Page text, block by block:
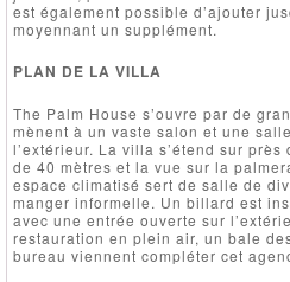
est également possible d’ajouter
moyennant un supplément.
PLAN DE LA VILLA
The Palm House s’ouvre par de
mènent à un vaste salon et une
l’extérieur. La villa s’étend sur près
de 40 mètres et la vue sur la
espace climatisé sert de salle de
manger informelle. Un billard est
avec une entrée ouverte sur
restauration en plein air, un bale
bureau viennent compléter cet